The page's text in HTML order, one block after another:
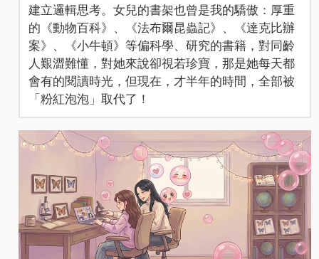
建立邏輯思考。女兒的書架也曾是我的驕傲：厚重
的《動物百科》、《法布爾昆蟲記》、《達克比辦
案》、《小牛頓》等偏科學、研究的書籍，對同齡
人艱澀難懂，對她來說卻視若珍寶，那是她每天都
會有的閱讀時光，但現在，才半年的時間，全部被
「粉紅泡泡」取代了！